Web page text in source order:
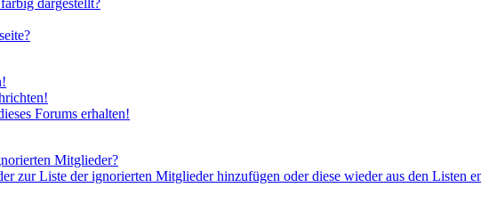
Forums erhalten!
Mitglieder?
zur Liste der ignorierten Mitglieder hinzufügen oder diese wieder aus den Listen